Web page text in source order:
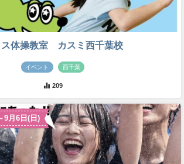
ス体操教室 カスミ西千葉校
イベント 西千葉
209
9月6日(日)